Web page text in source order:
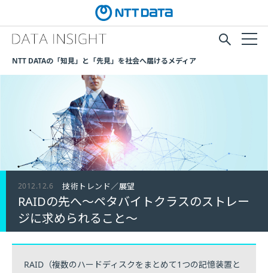
NTT DATAの「知見」と「先見」を社会へ届けるメディア
2012.12.6 技術トレンド／展望
RAIDの先へ～ペタバイトクラスのストレー
ジに求められること～
RAID（複数のハードディスクをまとめて1つの記憶装置と